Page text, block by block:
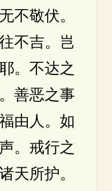
不敬伏。
不吉。岂
。不达之
善恶之事
由人。如
。戒行之
天所护。